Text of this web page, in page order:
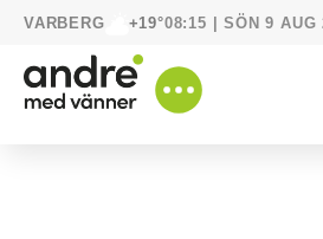
VARBERG +19°08:15 | SÖN 9 AUG